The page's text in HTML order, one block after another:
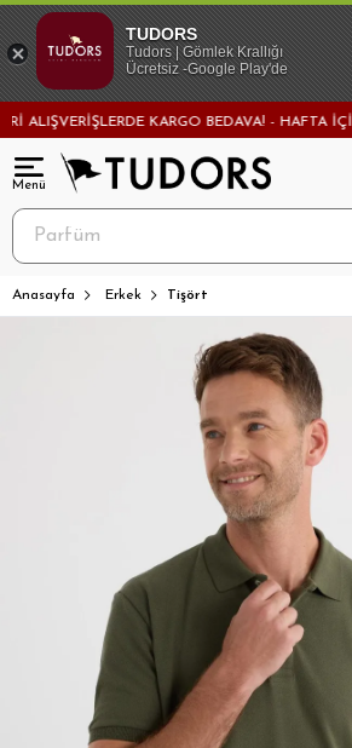
KARGO BEDAVA! - HAFTA İÇİ
Anasayfa Erkek Tişört
TUDORS
Tudors | Gömlek Krallığı
Ücretsiz -Google Play'de